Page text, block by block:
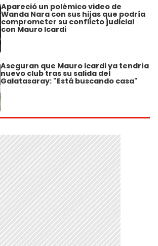
Apareció un polémico video de
Wanda Nara con sus hijas que podría
comprometer su conflicto judicial
con Mauro Icardi
Aseguran que Mauro Icardi ya tendría
nuevo club tras su salida del
Galatasaray: "Está buscando casa"